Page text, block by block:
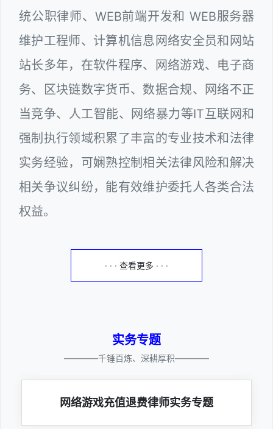
统公职律师、WEB前端开发和 WEB服务器
维护工程师、计算机信息网络安全员和网站
站长多年，在软件程序、网络游戏、电子商
务、区块链数字货币、数据合规、网络不正
当竞争、人工智能、网络暴力等IT互联网和
强制执行领域积累了丰富的专业技术和法律
实务经验，可娴熟控制相关法律风险和解决
相关争议纠纷，能有效维护委托人各类合法
权益。
· · · 查看更多 · · ·
实务专题
————千锤百炼、深耕厚积————
网络游戏充值退费律师实务专题